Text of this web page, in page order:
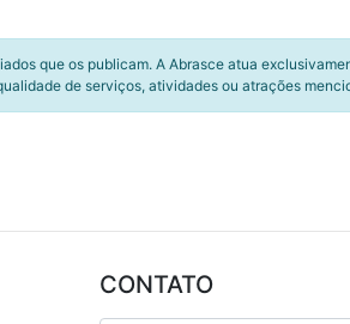
que os publicam. A Abrasce atua
de serviços, atividades ou atrações
CONTATO